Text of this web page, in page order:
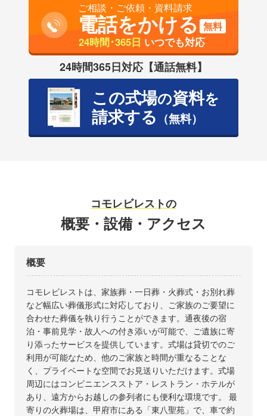
ご相談・ご依頼・資料請求
電話をかける 無料
24時間･365日 いつでも対応
24時間365日対応【通話無料】
この式場の資料を
請求する （無料）
コモレビレストの
概要・設備・アクセス
概要
コモレビレストは、家族葬・一日葬・火葬式・お別れ葬
など幅広い葬儀形式に対応しており、ご家族のご要望に
合わせた葬儀を執り行うことができます。通夜後の宿
泊・事前見学・故人への付き添いが可能で、ご遺族に寄
り添ったサービスを提供しています。式場は貸切でのご
利用が可能なため、他のご家族と時間が重なることな
く、プライベートな空間でお見送りいただけます。式場
周辺にはコンビニエンスストア・レストラン・ホテルが
あり、遠方からお越しの参列者にも便利な環境です。 最
寄りの火葬場は、甲府市にある「東八聖苑」で、車で約